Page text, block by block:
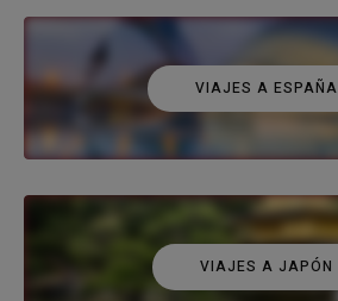
VIAJES A ESPAÑA
VIAJES A JAPÓN